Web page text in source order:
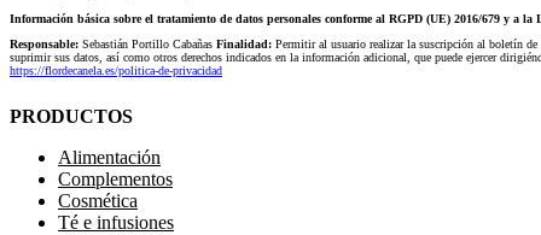
Información básica sobre el tratamiento de datos personales conforme al RGPD (UE) 2016/679 y a la
Responsable: Sebastián Portillo Cabañas Finalidad: Permitir al usuario realizar la suscripción al boletín
suprimir sus datos, así como otros derechos indicados en la información adicional, que puede ejercer
https://flordecanela.es/politica-de-privacidad
PRODUCTOS
Alimentación
Complementos
Cosmética
Té e infusiones